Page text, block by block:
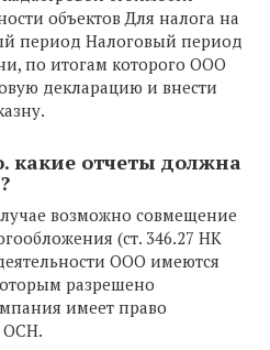
объектов Для налога на
период Налоговый период
по итогам которого ООО
декларацию и внести
какие отчеты должна
возможно совмещение
(ст. 346.27 НК
ООО имеются
разрешено
имеет право
ОСН.